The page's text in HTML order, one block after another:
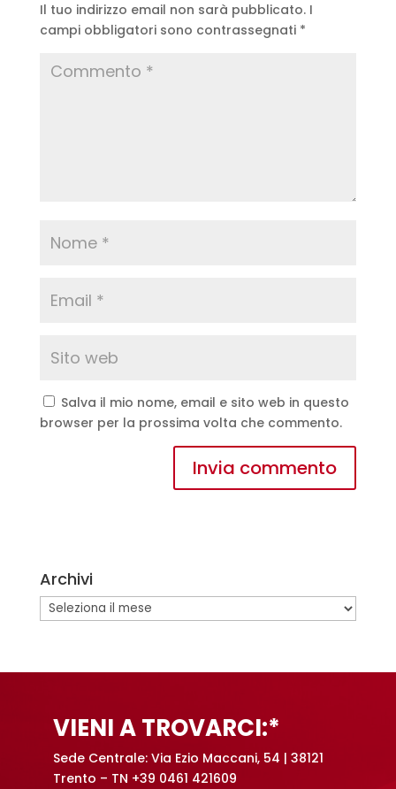
Il tuo indirizzo email non sarà pubblicato. I
campi obbligatori sono contrassegnati *
Salva il mio nome, email e sito web in questo
browser per la prossima volta che commento.
r
n
a
Archivi
Archivi
VIENI A TROVARCI:*
Sede Centrale: Via Ezio Maccani, 54 | 38121
Trento – TN +39 0461 421609